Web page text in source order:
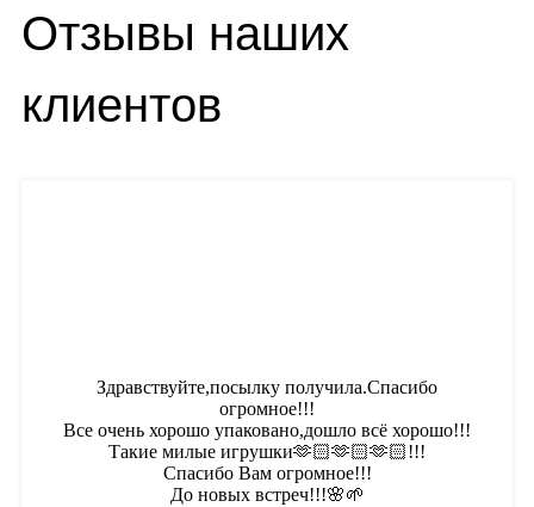
Отзывы наших
клиентов
Здравствуйте,посылку получила.Спасибо
огромное!!!
Все очень хорошо упаковано,дошло всё хорошо!!!
Такие милые игрушки🫶🏻🫶🏻🫶🏻!!!
Спасибо Вам огромное!!!
До новых встреч!!!🌸🌱